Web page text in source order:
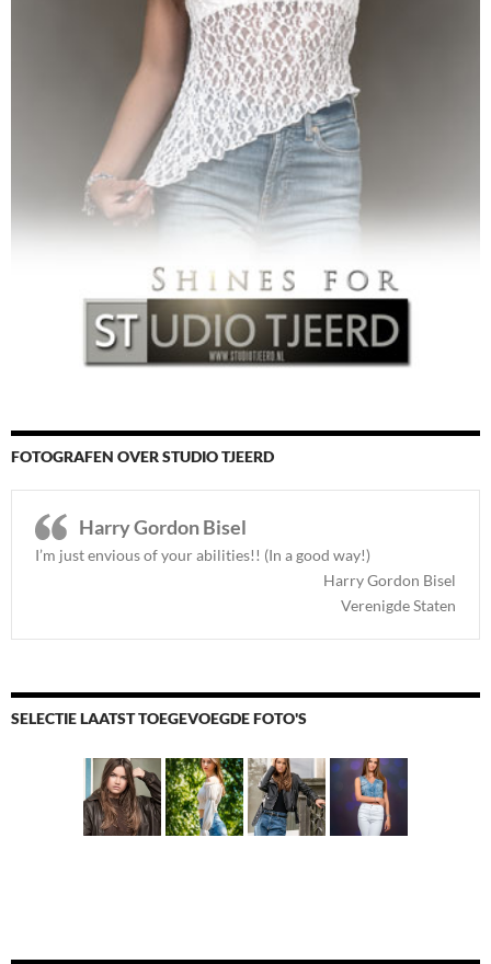
FOTOGRAFEN OVER STUDIO TJEERD
Harry Gordon Bisel
I’m just envious of your abilities!! (In a good way!)
Harry Gordon Bisel
Verenigde Staten
SELECTIE LAATST TOEGEVOEGDE FOTO'S